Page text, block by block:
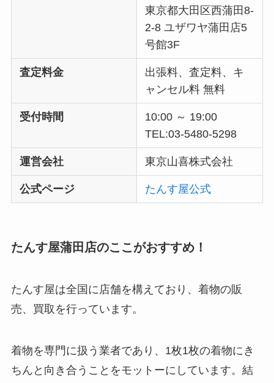
東京都大田区西蒲田8-
2-8 ユザワヤ蒲田店5
号館3F
査定料金
出張料、査定料、キ
ャンセル料 無料
受付時間
10:00 ～ 19:00
TEL:03-5480-5298
運営会社 東京山喜株式会社
公式ページ たんす屋公式
たんす屋蒲田店のここがおすすめ！
たんす屋は全国に店舗を構えており、着物の販
売、買取を行っています。
着物を専門に扱う業者であり、1枚1枚の着物にき
ちんと向き合うことをモットーにしています。結